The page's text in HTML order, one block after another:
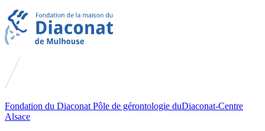
Fondation du Diaconat Pôle de gérontologie duDiaconat-Centre
Alsace